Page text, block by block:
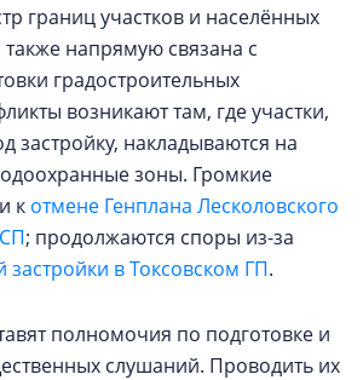
границ участков и населённых
также напрямую связана с
градостроительных
возникают там, где участки,
застройку, накладываются на
зоны. Громкие
к отмене Генплана Лесколовского
; продолжаются споры из-за
в Токсовском ГП.
полномочия по подготовке и
слушаний. Проводить их